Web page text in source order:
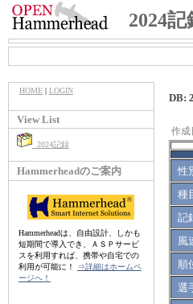
2024記
HOME| LOGIN
View List
2024記録
Hammerheadのご案内
Hammerheadは、自由設計、しかも
短期間で導入でき、ＡＳＰサービ
スを利用すれば、携帯や自宅での
利用が可能に！
⇒詳細はホームペ
ージへ！
DB:
作成
性
種
記
風
順
選